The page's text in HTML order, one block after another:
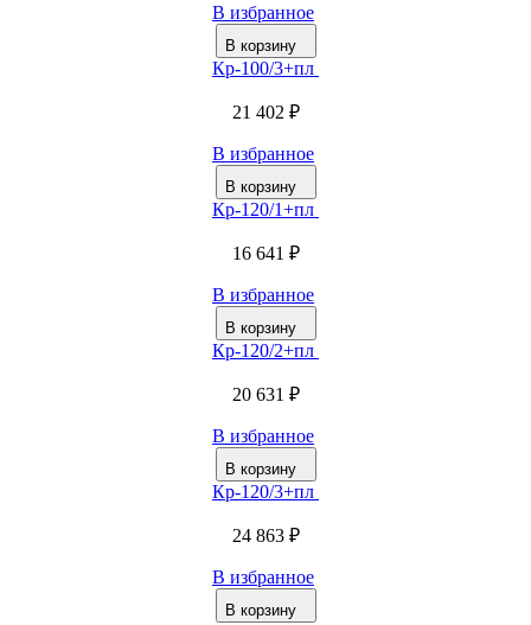
В избранное
В корзину
Кр-100/3+пл
21 402 ₽
В избранное
В корзину
Кр-120/1+пл
16 641 ₽
В избранное
В корзину
Кр-120/2+пл
20 631 ₽
В избранное
В корзину
Кр-120/3+пл
24 863 ₽
В избранное
В корзину